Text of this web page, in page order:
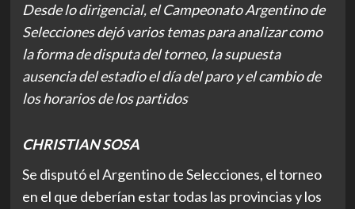
Desde lo dirigencial, el Campeonato Argentino de
Selecciones dejó varios temas para analizar como
la forma de disputa del torneo, la supuesta
ausencia del estadio el día del paro y el cambio de
los horarios de los partidos
CHRISTIAN SOSA
Se disputó el Argentino de Selecciones, el torneo
en el que deberían estar todas las provincias y los